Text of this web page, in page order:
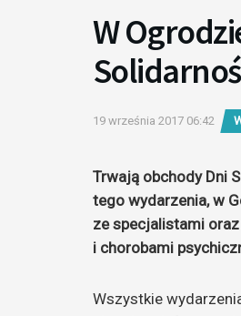
W
19 września 2017 06:42
Trwają obchody Dni
tego wydarzenia, w
ze specjalistami
i chorobami
Wszystkie